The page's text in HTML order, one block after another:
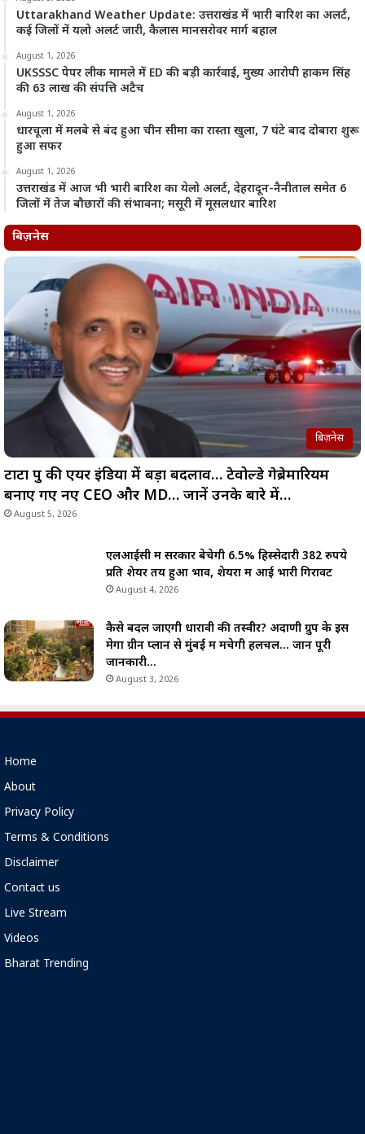
Uttarakhand Weather Update: उत्तराखंड में भारी बारिश का अलर्ट,
कई जिलों में यलो अलर्ट जारी, कैलास मानसरोवर मार्ग बहाल
August 1, 2026
UKSSSC पेपर लीक मामले में ED की बड़ी कार्रवाई, मुख्य आरोपी हाकम सिंह
की 63 लाख की संपत्ति अटैच
August 1, 2026
धारचूला में मलबे से बंद हुआ चीन सीमा का रास्ता खुला, 7 घंटे बाद दोबारा शुरू
हुआ सफर
August 1, 2026
उत्तराखंड में आज भी भारी बारिश का येलो अलर्ट, देहरादून-नैनीताल समेत 6
जिलों में तेज बौछारों की संभावना; मसूरी में मूसलधार बारिश
बिज़नेस
बिज़नेस
टाटा ग्रुप की एयर इंडिया में बड़ा बदलाव… टेवोल्डे गेब्रेमारियम
बनाए गए नए CEO और MD… जानें उनके बारे में…
August 5, 2026
एलआईसी में सरकार बेचेगी 6.5% हिस्सेदारी 382 रुपये
प्रति शेयर तय हुआ भाव, शेयरों में आई भारी गिरावट
August 4, 2026
कैसे बदल जाएगी धारावी की तस्वीर? अदाणी ग्रुप के इस
मेगा ग्रीन प्लान से मुंबई में मचेगी हलचल… जानें पूरी
जानकारी…
August 3, 2026
Home
About
Privacy Policy
Terms & Conditions
Disclaimer
Contact us
Live Stream
Videos
Bharat Trending